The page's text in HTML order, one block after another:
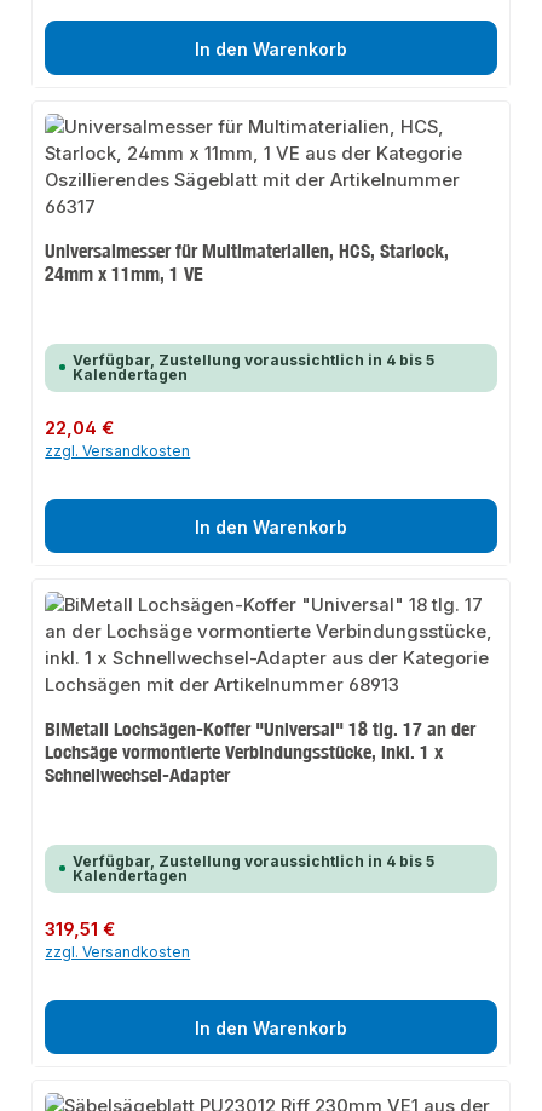
In den Warenkorb
Universalmesser für Multimaterialien, HCS, Starlock,
24mm x 11mm, 1 VE
Verfügbar, Zustellung voraussichtlich in 4 bis 5
Kalendertagen
Regulärer Preis:
22,04 €
zzgl. Versandkosten
In den Warenkorb
BiMetall Lochsägen-Koffer "Universal" 18 tlg. 17 an der
Lochsäge vormontierte Verbindungsstücke, inkl. 1 x
Schnellwechsel-Adapter
Verfügbar, Zustellung voraussichtlich in 4 bis 5
Kalendertagen
Regulärer Preis:
319,51 €
zzgl. Versandkosten
In den Warenkorb